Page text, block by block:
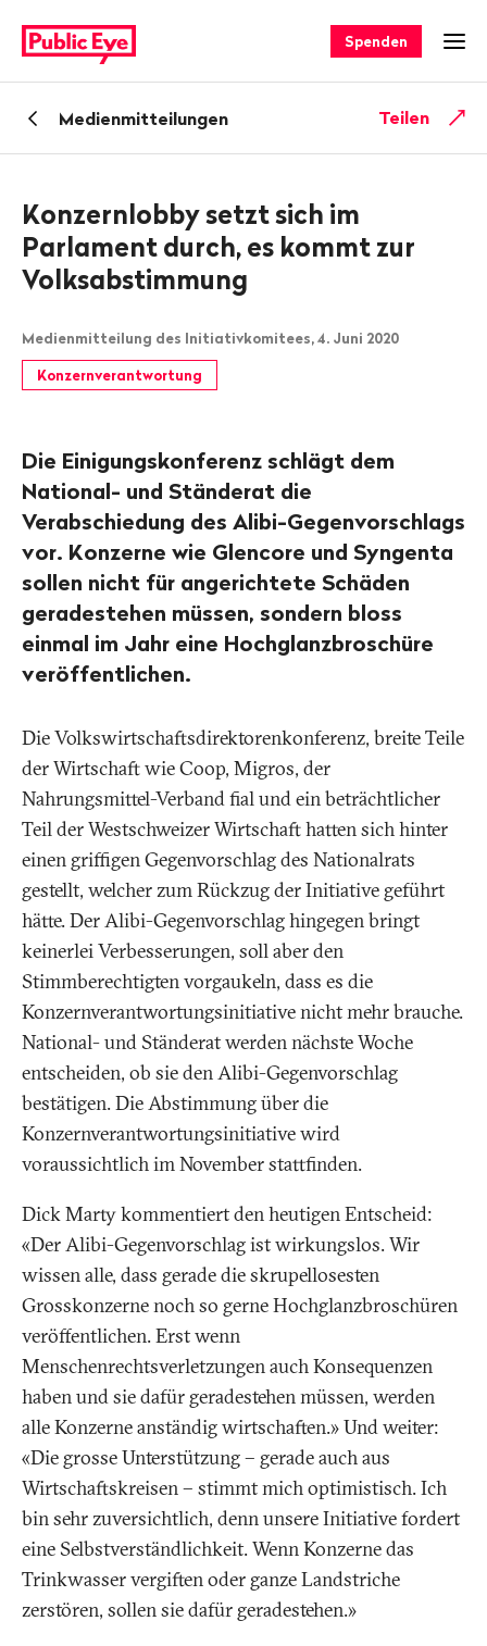
auf
publiceye.ch
Spenden
ZurückMedienmitteilungen Teilen
Konzernlobby setzt sich im
Parlament durch, es kommt zur
Volksabstimmung
Medienmitteilung des Initiativkomitees, 4. Juni 2020
Konzernverantwortung
Die Einigungskonferenz schlägt dem
National- und Ständerat die
Verabschiedung des Alibi-Gegenvorschlags
vor. Konzerne wie Glencore und Syngenta
sollen nicht für angerichtete Schäden
geradestehen müssen, sondern bloss
einmal im Jahr eine Hochglanzbroschüre
veröffentlichen.
Die Volkswirtschaftsdirektorenkonferenz, breite Teile
der Wirtschaft wie Coop, Migros, der
Nahrungsmittel-Verband fial und ein beträchtlicher
Teil der Westschweizer Wirtschaft hatten sich hinter
einen griffigen Gegenvorschlag des Nationalrats
gestellt, welcher zum Rückzug der Initiative geführt
hätte. Der Alibi-Gegenvorschlag hingegen bringt
keinerlei Verbesserungen, soll aber den
Stimmberechtigten vorgaukeln, dass es die
Konzernverantwortungsinitiative nicht mehr brauche.
National- und Ständerat werden nächste Woche
entscheiden, ob sie den Alibi-Gegenvorschlag
bestätigen. Die Abstimmung über die
Konzernverantwortungsinitiative wird
voraussichtlich im November stattfinden.
Dick Marty kommentiert den heutigen Entscheid:
«Der Alibi-Gegenvorschlag ist wirkungslos. Wir
wissen alle, dass gerade die skrupellosesten
Grosskonzerne noch so gerne Hochglanzbroschüren
veröffentlichen. Erst wenn
Menschenrechtsverletzungen auch Konsequenzen
haben und sie dafür geradestehen müssen, werden
alle Konzerne anständig wirtschaften.» Und weiter:
«Die grosse Unterstützung – gerade auch aus
Wirtschaftskreisen – stimmt mich optimistisch. Ich
bin sehr zuversichtlich, denn unsere Initiative fordert
eine Selbstverständlichkeit. Wenn Konzerne das
Trinkwasser vergiften oder ganze Landstriche
zerstören, sollen sie dafür geradestehen.»